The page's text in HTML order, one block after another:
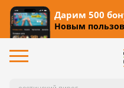
Дарим 500
Новым